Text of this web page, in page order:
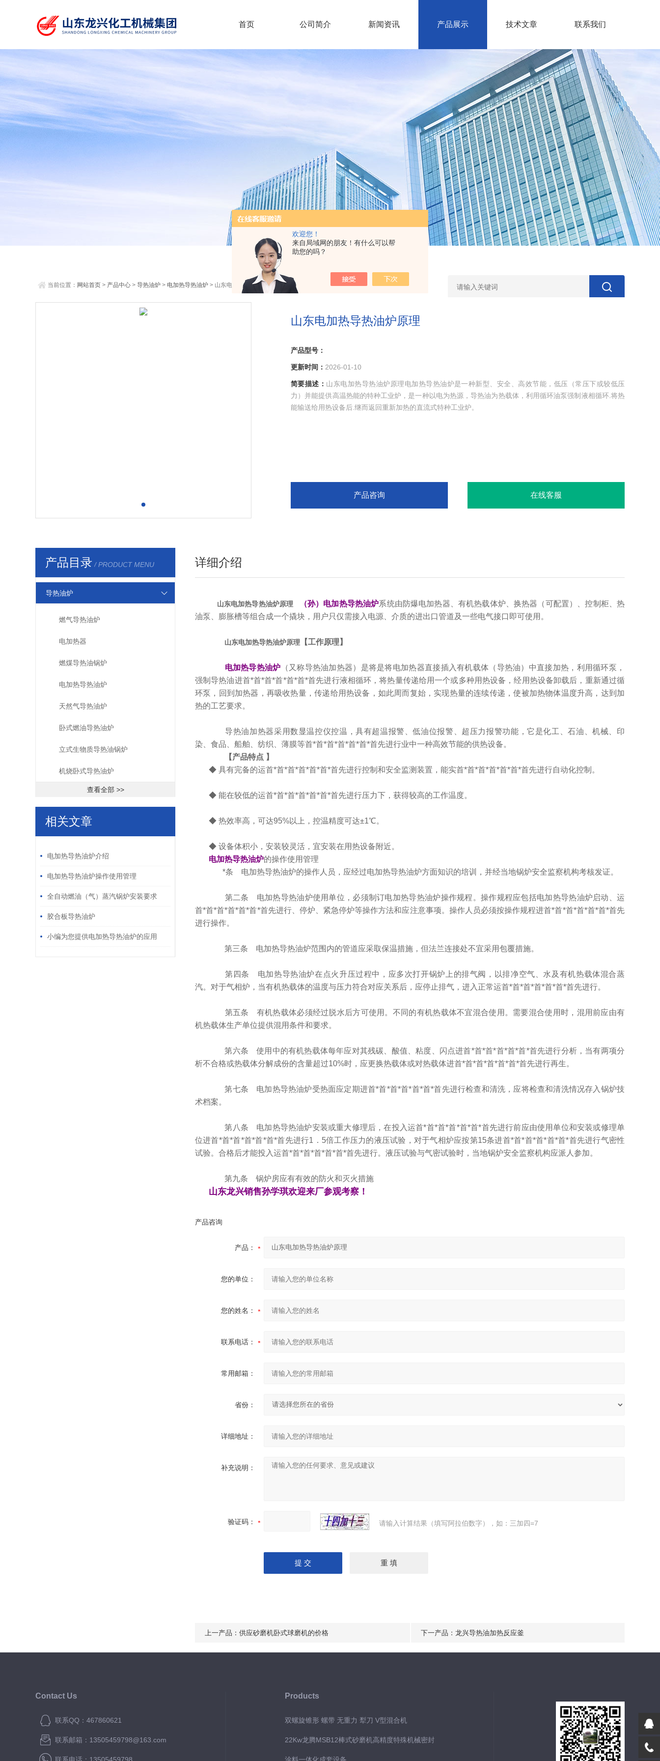
欢迎您！
来自局域网的朋友！有什么可以帮
助您的吗？
首页 公司简介 新闻资讯 产品展示 技术文章 联系我们
当前位置： 网站首页 > 产品中心 > 导热油炉 > 电加热导热油炉 > 山东电加热导热油炉原理
山东电加热导热油炉原理
产品型号：
更新时间： 2026-01-10
简要描述： 山东电加热导热油炉原理电加热导热油炉是一种新型、安全、高效节能，低压（常压下或较低压
力）并能提供高温热能的特种工业炉，是一种以电为热源，导热油为热载体，利用循环油泵强制液相循环.将热
能输送给用热设备后.继而返回重新加热的直流式特种工业炉。
产品咨询 在线客服
产品目录 / PRODUCT MENU
导热油炉
燃气导热油炉
电加热器
燃煤导热油锅炉
电加热导热油炉
天然气导热油炉
卧式燃油导热油炉
立式生物质导热油锅炉
机烧卧式导热油炉
查看全部 >>
相关文章
电加热导热油炉介绍
电加热导热油炉操作使用管理
全自动燃油（气）蒸汽锅炉安装要求
胶合板导热油炉
小编为您提供电加热导热油炉的应用
详细介绍
山东电加热导热油炉原理 （孙）电加热导热油炉系统由防爆电加热器、有机热载体炉、换热器（可配置）、控制柜、热
油泵、膨胀槽等组合成一个撬块，用户只仅需接入电源、介质的进出口管道及一些电气接口即可使用。
山东电加热导热油炉原理 【工作原理】
电加热导热油炉 （又称导热油加热器）是将是将电加热器直接插入有机载体（导热油）中直接加热，利用循环泵，
强制导热油进首*首*首*首*首*首*首先进行液相循环，将热量传递给用一个或多种用热设备，经用热设备卸载后，重新通过循
环泵，回到加热器，再吸收热量，传递给用热设备，如此周而复始，实现热量的连续传递，使被加热物体温度升高，达到加
热的工艺要求。
导热油加热器采用数显温控仪控温，具有超温报警、低油位报警、超压力报警功能，它是化工、石油、机械、印
染、食品、船舶、纺织、薄膜等首*首*首*首*首*首*首先进行业中一种高效节能的供热设备。
【产品特点 】
◆ 具有完备的运首*首*首*首*首*首*首先进行控制和安全监测装置，能实首*首*首*首*首*首*首先进行自动化控制。
◆ 能在较低的运首*首*首*首*首*首*首先进行压力下，获得较高的工作温度。
◆ 热效率高，可达95%以上，控温精度可达±1℃。
◆ 设备体积小，安装较灵活，宜安装在用热设备附近。
电加热导热油炉的操作使用管理
*条 电加热导热油炉的操作人员，应经过电加热导热油炉方面知识的培训，并经当地锅炉安全监察机构考核发证。
第二条 电加热导热油炉使用单位，必须制订电加热导热油炉操作规程。操作规程应包括电加热导热油炉启动、运
首*首*首*首*首*首*首先进行、停炉、紧急停炉等操作方法和应注意事项。操作人员必须按操作规程进首*首*首*首*首*首*首先
进行操作。
第三条 电加热导热油炉范围内的管道应采取保温措施，但法兰连接处不宜采用包覆措施。
第四条 电加热导热油炉在点火升压过程中，应多次打开锅炉上的排气阀，以排净空气、水及有机热载体混合蒸
汽。对于气相炉，当有机热载体的温度与压力符合对应关系后，应停止排气，进入正常运首*首*首*首*首*首*首先进行。
第五条 有机热载体必须经过脱水后方可使用。不同的有机热载体不宜混合使用。需要混合使用时，混用前应由有
机热载体生产单位提供混用条件和要求。
第六条 使用中的有机热载体每年应对其残碳、酸值、粘度、闪点进首*首*首*首*首*首*首先进行分析，当有两项分
析不合格或热载体分解成份的含量超过10%时，应更换热载体或对热载体进首*首*首*首*首*首*首先进行再生。
第七条 电加热导热油炉受热面应定期进首*首*首*首*首*首*首先进行检查和清洗，应将检查和清洗情况存入锅炉技
术档案。
第八条 电加热导热油炉安装或重大修理后，在投入运首*首*首*首*首*首*首先进行前应由使用单位和安装或修理单
位进首*首*首*首*首*首*首先进行1．5倍工作压力的液压试验，对于气相炉应按第15条进首*首*首*首*首*首*首先进行气密性
试验。合格后才能投入运首*首*首*首*首*首*首先进行。液压试验与气密试验时，当地锅炉安全监察机构应派人参加。
第九条 锅炉房应有有效的防火和灭火措施
山东龙兴销售孙学琪欢迎来厂参观考察！
产品咨询
产品：
您的单位：
您的姓名：
联系电话：
常用邮箱：
省份：
详细地址：
补充说明：
验证码： 请输入计算结果（填写阿拉伯数字），如：三加四=7
上一产品： 供应砂磨机卧式球磨机的价格 下一产品： 龙兴导热油加热反应釜
Contact Us
联系QQ：467860621
联系邮箱：13505459798@163.com
Products
双螺旋锥形 螺带 无重力 犁刀 V型混合机
22Kw龙腾MSB12棒式砂磨机高精度特殊机械密封